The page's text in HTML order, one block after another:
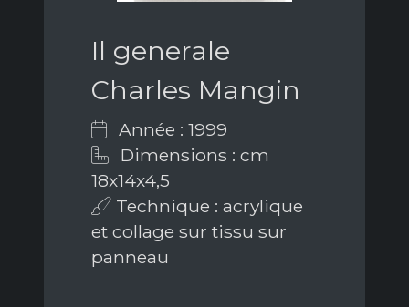
Il generale
Charles Mangin
Année : 1999
Dimensions : cm
18x14x4,5
Technique : acrylique
et collage sur tissu sur
panneau